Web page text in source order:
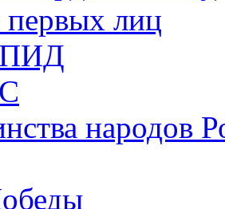
первых лиц
народов